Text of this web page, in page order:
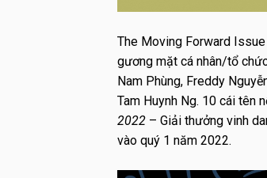
The Moving Forward
gương mặt cá nhân/tổ
Nam Phùng, Freddy
Tam Huynh Ng. 10 cái tên
2022– Giải thưởng vinh
vào quý 1 năm 2022.